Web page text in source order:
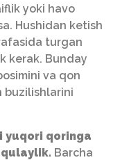
yoki havo
Hushidan ketish
turgan
kerak. Bunday
va qon
buzilishlarini
yuqori qoringa
Barcha